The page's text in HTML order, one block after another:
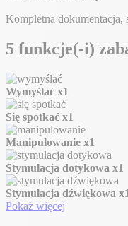
Kompletna
5 funkcje(-i)
Wymyślać x1
Się spotkać x1
Manipulowanie x1
Stymulacja dotykowa x1
Stymulacja dźwiękowa x1
Pokaż więcej